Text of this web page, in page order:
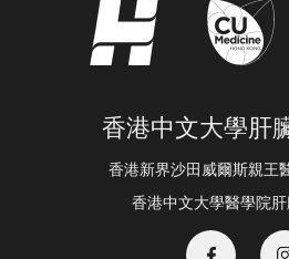
香港中文大學肝
香港新界沙田威爾斯親王
香港中文大學醫學院